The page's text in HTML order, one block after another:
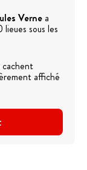
Verne a
sous les
cachent
affiché